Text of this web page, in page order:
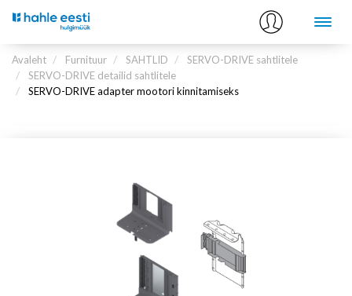
Avaleht Furnituur SAHTLID
SERVO-DRIVE sahtlitele
SERVO-DRIVE detailid sahtlitele
SERVO-DRIVE adapter mootori kinnitamiseks